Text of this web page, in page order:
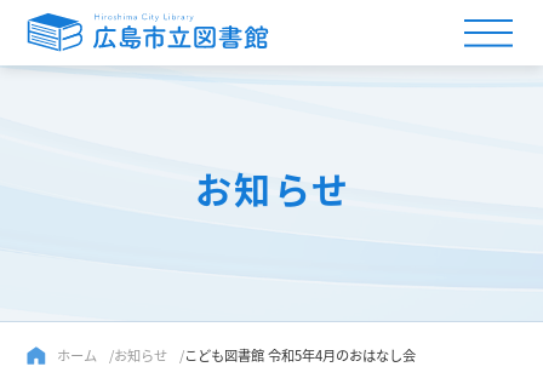
お知らせ
ホーム お知らせ こども図書館 令和5年4月のおはなし会